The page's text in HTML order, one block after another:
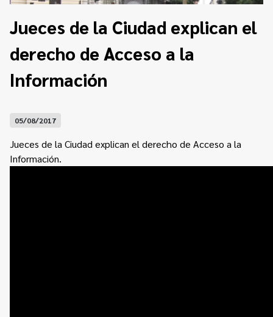
Convenios
Concursos
Acceso a la información Pública
Tenés Derechos
Plan de Gobierno Abierto en la Justicia
Programa Educación en Derechos Humanos
Cuento con Derechos
Transparencia
Contacto
Jueces de la Ciudad explican el
derecho de Acceso a la
Información
05/08/2017
Jueces de la Ciudad explican el derecho de Acceso a la
Información.